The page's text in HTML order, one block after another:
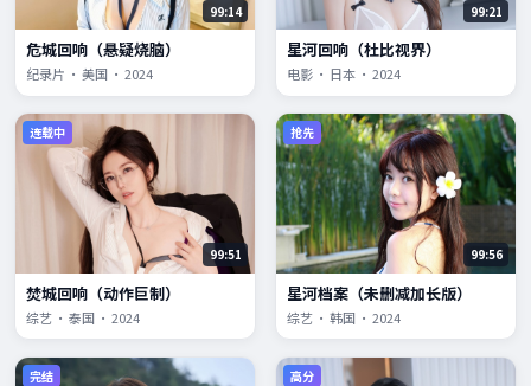
99:14
危城回响（悬疑烧脑）
纪录片 · 美国 · 2024
99:21
星河回响（杜比视界）
电影 · 日本 · 2024
连载中
99:51
焚城回响（动作巨制）
综艺 · 泰国 · 2024
抢先
99:56
星河档案（未删减加长版）
综艺 · 韩国 · 2024
完结 高分